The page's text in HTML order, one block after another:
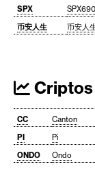
SPX
币安人生
币安人
CC Canton
PI
Pi
ONDO
Ondo